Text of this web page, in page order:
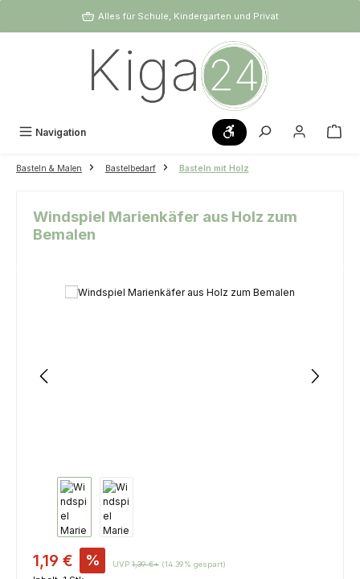
Zum Hauptinhalt springenAlles für Schule, Kindergarten und Privat
Navigation Werkzeugleiste anzeigen
Basteln & Malen Bastelbedarf Basteln mit Holz
Windspiel Marienkäfer aus Holz zum
Bemalen
Bildergalerie überspringen
Verkaufspreis:
1,19 € % UVP 1,39 €* (14.39% gespart)